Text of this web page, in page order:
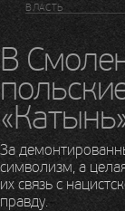
ВЛАСТЬ
В
За
символизм, а
их связь с
правду.